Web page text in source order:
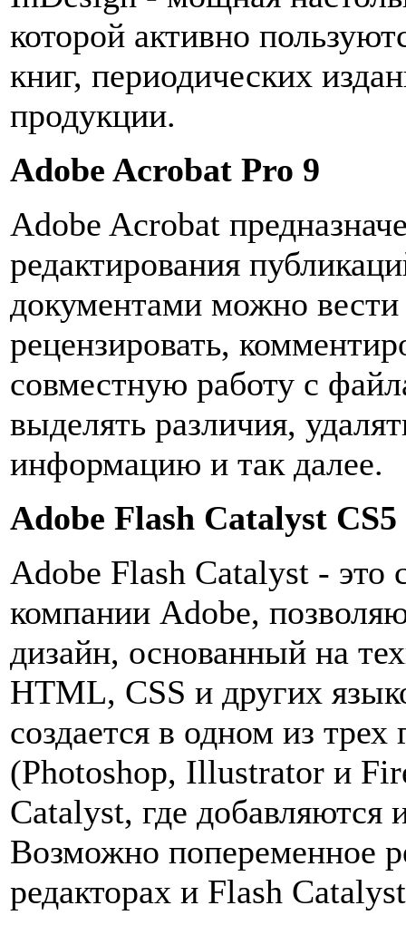
которой активно
книг, периодических
продукции.
Adobe Acrobat Pro 9
Adobe Acrobat
редактирования
документами можно
рецензировать,
совместную работу с
выделять различия,
информацию и так далее.
Adobe Flash Catalyst CS5
Adobe Flash Catalyst - это
компании Adobe,
дизайн, основанный на
HTML, CSS и других
создается в одном из
(Photoshop, Illustrator и
Catalyst, где добавляются
Возможно попеременное
редакторах и Flash